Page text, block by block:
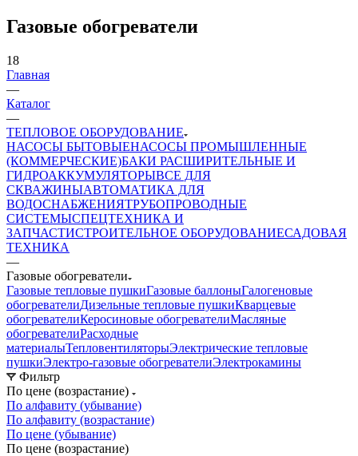
Газовые обогреватели
18
Главная
—
Каталог
—
ТЕПЛОВОЕ ОБОРУДОВАНИЕ
НАСОСЫ БЫТОВЫЕНАСОСЫ ПРОМЫШЛЕННЫЕ
(КОММЕРЧЕСКИЕ)БАКИ РАСШИРИТЕЛЬНЫЕ И
ГИДРОАККУМУЛЯТОРЫВСЕ ДЛЯ
СКВАЖИНЫАВТОМАТИКА ДЛЯ
ВОДОСНАБЖЕНИЯТРУБОПРОВОДНЫЕ
СИСТЕМЫСПЕЦТЕХНИКА И
ЗАПЧАСТИСТРОИТЕЛЬНОЕ ОБОРУДОВАНИЕСАДОВАЯ
ТЕХНИКА
—
Газовые обогреватели
Газовые тепловые пушкиГазовые баллоныГалогеновые
обогревателиДизельные тепловые пушкиКварцевые
обогревателиКеросиновые обогревателиМасляные
обогревателиРасходные
материалыТепловентиляторыЭлектрические тепловые
пушкиЭлектро-газовые обогревателиЭлектрокамины
Фильтр
По цене (возрастание)
По алфавиту (убывание)
По алфавиту (возрастание)
По цене (убывание)
По цене (возрастание)